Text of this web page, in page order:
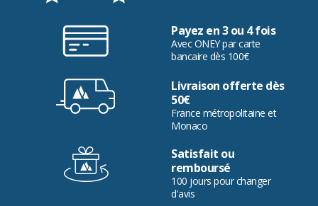
Payez en 3 ou 4 fois
Avec ONEY par carte
bancaire dès 100€
Livraison offerte dès
50€
France métropolitaine et
Monaco
Satisfait ou
remboursé
100 jours pour changer
d'avis